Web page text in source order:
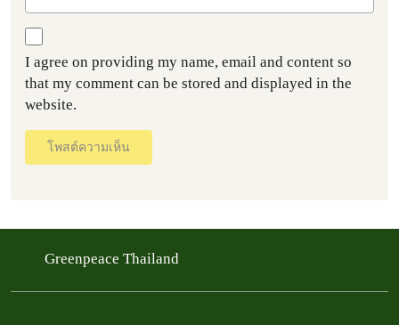
I agree on providing my name, email and content so
that my comment can be stored and displayed in the
website.
โพสต์ความเห็น
Greenpeace Thailand